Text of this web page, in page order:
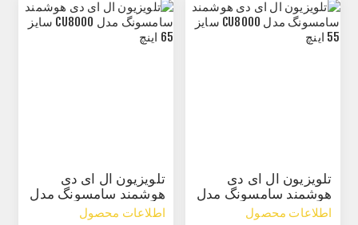
تلویزیون ال ای دی
هوشمند سامسونگ مدل
CU8000 سایز 55 اینچ
اطلاعات محصول
تلویزیون ال ای دی
هوشمند سامسونگ مدل
CU8000 سایز 65 اینچ
اطلاعات محصول